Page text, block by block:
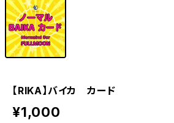
【RIKA】バイカ カード
¥1,000